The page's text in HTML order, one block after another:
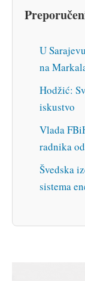
U
na
Hodžić:
iskustvo
Vlada
radnika
Švedska
sistema